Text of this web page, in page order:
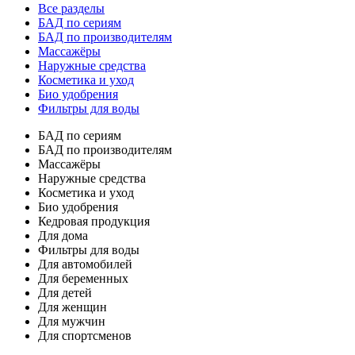
Все разделы
БАД по сериям
БАД по производителям
Массажёры
Наружные средства
Косметика и уход
Био удобрения
Фильтры для воды
БАД по сериям
БАД по производителям
Массажёры
Наружные средства
Косметика и уход
Био удобрения
Кедровая продукция
Для дома
Фильтры для воды
Для автомобилей
Для беременных
Для детей
Для женщин
Для мужчин
Для спортсменов